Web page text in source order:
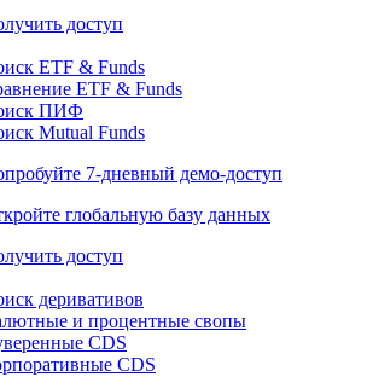
доступ
ETF & Funds
ETF & Funds
ПИФ
Mutual Funds
7-дневный демо-доступ
глобальную базу данных
доступ
деривативов
и процентные свопы
CDS
CDS